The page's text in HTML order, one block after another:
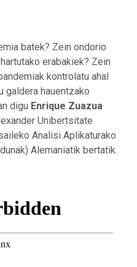
batek? Zein ondorio
erabakiek? Zein
kontrolatu ahal
galdera hauentzako
digu Enrique Zuazua
Unibertsitate
Analisi Aplikaturako
Alemaniatik bertatik.